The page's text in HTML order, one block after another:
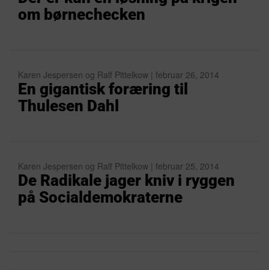
om børnechecken
Karen Jespersen og Ralf Pittelkow | februar 26, 2014
En gigantisk foræring til
Thulesen Dahl
Karen Jespersen og Ralf Pittelkow | februar 25, 2014
De Radikale jager kniv i ryggen
på Socialdemokraterne